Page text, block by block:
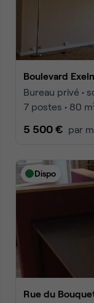
Boulevard
Bureau privé •
7 postes • 80 m
5 500 € par
Dispo
Rue du